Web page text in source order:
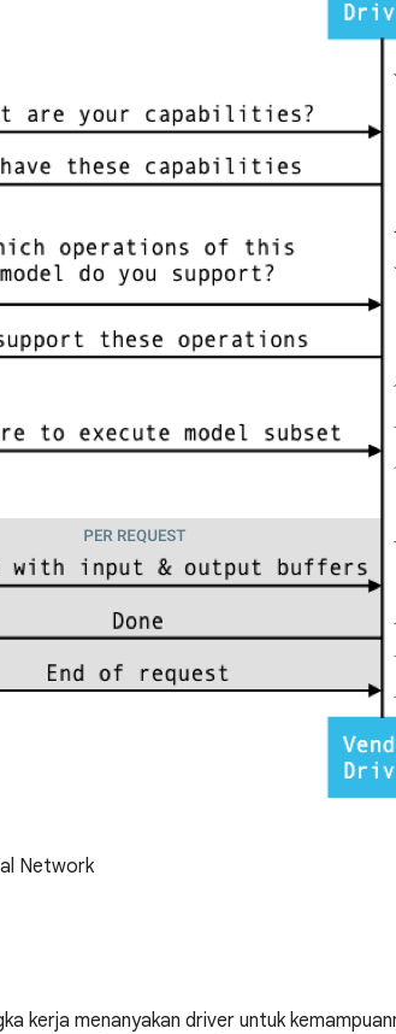
Network
kerja menanyakan driver untuk